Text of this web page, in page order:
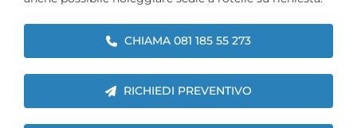
CHIAMA 081 185 55 273
RICHIEDI PREVENTIVO